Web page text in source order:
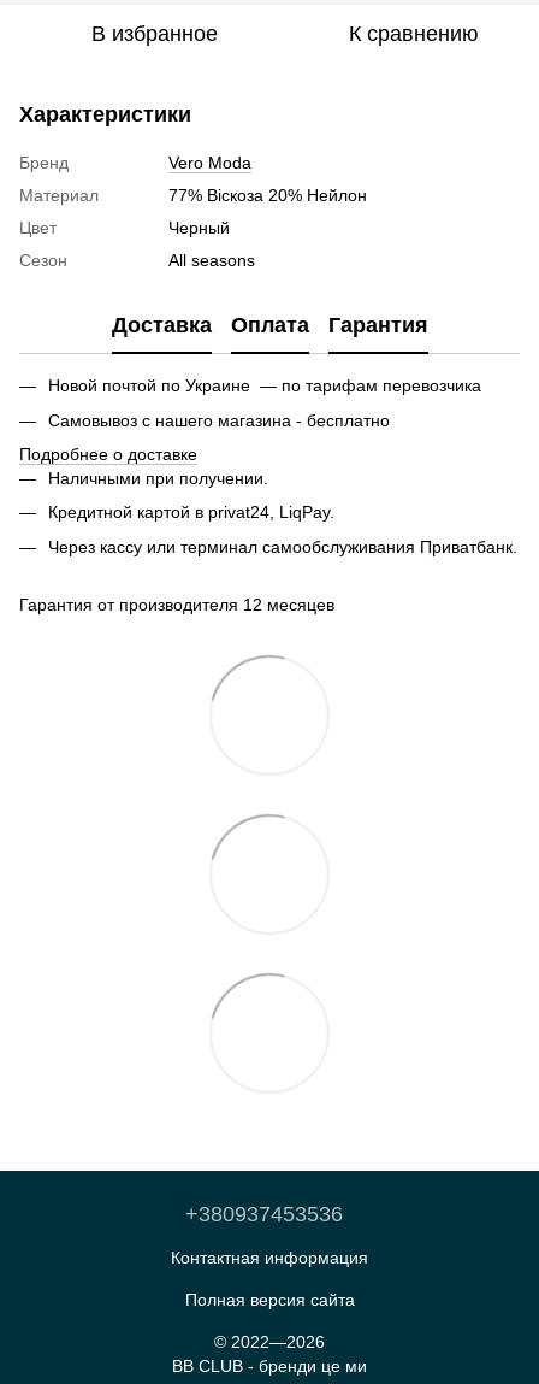
В избранное К сравнению
Характеристики
Бренд
Vero Moda
Материал
77% Віскоза 20% Нейлон
Цвет
Черный
Сезон
All seasons
Доставка Оплата Гарантия
Новой почтой по Украине — по тарифам перевозчика
Самовывоз с нашего магазина - бесплатно
Подробнее о доставке
Наличными при получении.
Кредитной картой в privat24, LiqPay.
Через кассу или терминал самообслуживания Приватбанк.
Гарантия от производителя 12 месяцев
+380937453536
Контактная информация
Полная версия сайта
© 2022—2026
BB CLUB - бренди це ми